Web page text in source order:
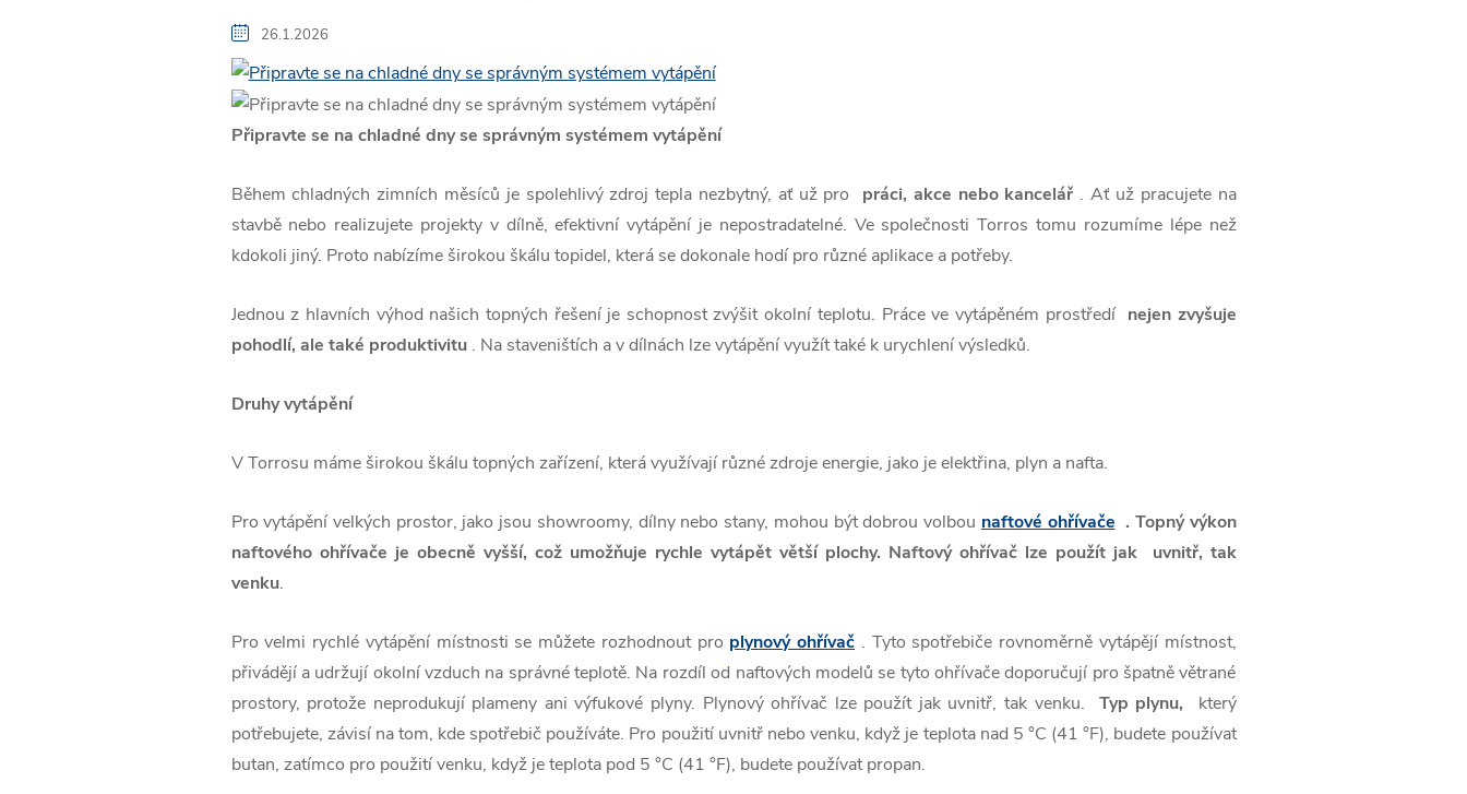
26.1.2026
Připravte se na chladné dny se správným systémem vytápění
Během chladných zimních měsíců je spolehlivý zdroj tepla nezbytný, ať už pro práci, akce nebo kancelář . Ať už pracujete na
stavbě nebo realizujete projekty v dílně, efektivní vytápění je nepostradatelné. Ve společnosti Torros tomu rozumíme lépe než
kdokoli jiný. Proto nabízíme širokou škálu topidel, která se dokonale hodí pro různé aplikace a potřeby.
Jednou z hlavních výhod našich topných řešení je schopnost zvýšit okolní teplotu. Práce ve vytápěném prostředí nejen zvyšuje
pohodlí, ale také produktivitu. Na staveništích a v dílnách lze vytápění využít také k urychlení výsledků.
Druhy vytápění
V Torrosu máme širokou škálu topných zařízení, která využívají různé zdroje energie, jako je elektřina, plyn a nafta.
Pro vytápění velkých prostor, jako jsou showroomy, dílny nebo stany, mohou být dobrou volbou naftové ohřívače . Topný výkon
naftového ohřívače je obecně vyšší, což umožňuje rychle vytápět větší plochy. Naftový ohřívač lze použít jak uvnitř, tak
venku.
Pro velmi rychlé vytápění místnosti se můžete rozhodnout pro plynový ohřívač . Tyto spotřebiče rovnoměrně vytápějí místnost,
přivádějí a udržují okolní vzduch na správné teplotě. Na rozdíl od naftových modelů se tyto ohřívače doporučují pro špatně větrané
prostory, protože neprodukují plameny ani výfukové plyny. Plynový ohřívač lze použít jak uvnitř, tak venku.
Typ plynu, který
potřebujete, závisí na tom, kde spotřebič používáte. Pro použití uvnitř nebo venku, když je teplota nad 5 °C (41 °F), budete používat
butan, zatímco pro použití venku, když je teplota pod 5 °C (41 °F), budete používat propan.